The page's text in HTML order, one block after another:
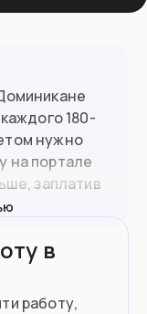
180-
нужно
на портале
заплатив
11.2млн
как
в
работу,